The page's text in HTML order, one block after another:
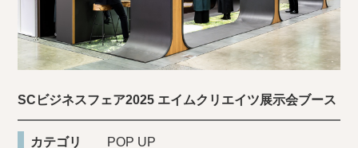
SCビジネスフェア2025 エイムクリエイツ展示会ブース
カテゴリ POP UP